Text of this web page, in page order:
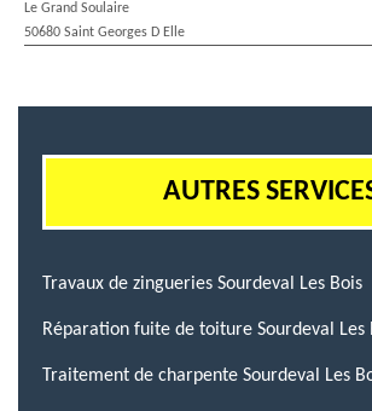
Le Grand Soulaire
50680 Saint Georges D Elle
AUTRES
Travaux de zingueries Sourdeval Les Bois
Réparation fuite de toiture Sourdeval Les
Traitement de charpente Sourdeval Les